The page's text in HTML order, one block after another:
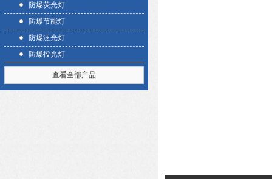
防爆荧光灯
防爆节能灯
防爆泛光灯
防爆投光灯
查看全部产品